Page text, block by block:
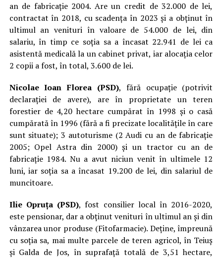
an de fabricație 2004. Are un credit de 32.000 de lei,
contractat în 2018, cu scadența în 2023 și a obținut în
ultimul an venituri în valoare de 54.000 de lei, din
salariu, în timp ce soția sa a încasat 22.941 de lei ca
asistentă medicală la un cabinet privat, iar alocația celor
2 copii a fost, în total, 3.600 de lei.
Nicolae Ioan Florea (PSD), fără ocupație (potrivit
declarației de avere), are în proprietate un teren
forestier de 4,20 hectare cumpărat în 1998 și o casă
cumpărată în 1996 (fără a fi precizate localitățile în care
sunt situate); 3 autoturisme (2 Audi cu an de fabricație
2005; Opel Astra din 2000) și un tractor cu an de
fabricație 1984. Nu a avut niciun venit în ultimele 12
luni, iar soția sa a încasat 19.200 de lei, din salariul de
muncitoare.
Ilie Opruța (PSD), fost consilier local în 2016-2020,
este pensionar, dar a obținut venituri în ultimul an și din
vânzarea unor produse (Fitofarmacie). Deține, împreună
cu soția sa, mai multe parcele de teren agricol, în Teiuș
și Galda de Jos, în suprafață totală de 3,51 hectare,